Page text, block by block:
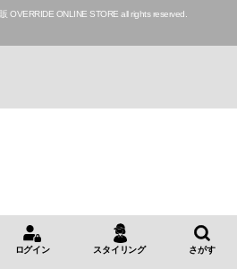
OVERRIDE ONLINE STORE all rights reserved.
ログイン スタイリング さがす